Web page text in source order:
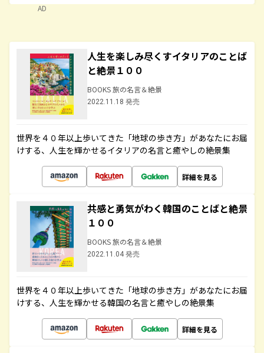
AD
人生を楽しみ尽くすイタリアのことば
と絶景１００
BOOKS 旅の名言＆絶景
2022.11.18 発売
世界を４０年以上歩いてきた「地球の歩き方」があなたにお届
けする、人生を輝かせるイタリアの名言と癒やしの絶景集
詳細を見る
共感と勇気がわく韓国のことばと絶景
１００
BOOKS 旅の名言＆絶景
2022.11.04 発売
世界を４０年以上歩いてきた「地球の歩き方」があなたにお届
けする、人生を輝かせる韓国の名言と癒やしの絶景集
詳細を見る